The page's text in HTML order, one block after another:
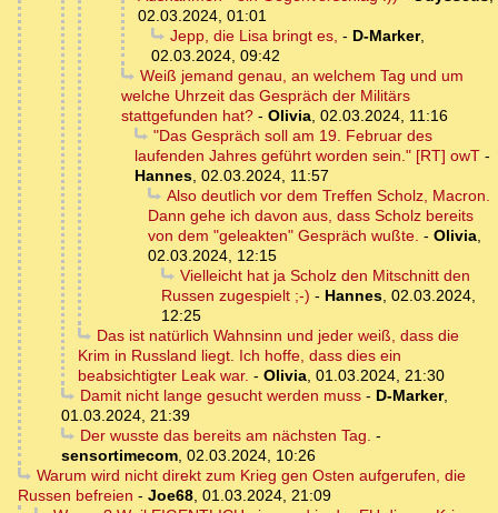
02.03.2024, 01:01
Jepp, die Lisa bringt es, - D-Marker,
02.03.2024, 09:42
Weiß jemand genau, an welchem Tag und um
welche Uhrzeit das Gespräch der Militärs
stattgefunden hat? - Olivia, 02.03.2024, 11:16
"Das Gespräch soll am 19. Februar des
laufenden Jahres geführt worden sein." [RT] owT -
Hannes, 02.03.2024, 11:57
Also deutlich vor dem Treffen Scholz, Macron.
Dann gehe ich davon aus, dass Scholz bereits
von dem "geleakten" Gespräch wußte. - Olivia,
02.03.2024, 12:15
Vielleicht hat ja Scholz den Mitschnitt den
Russen zugespielt ;-) - Hannes, 02.03.2024,
12:25
Das ist natürlich Wahnsinn und jeder weiß, dass die
Krim in Russland liegt. Ich hoffe, dass dies ein
beabsichtigter Leak war. - Olivia, 01.03.2024, 21:30
Damit nicht lange gesucht werden muss- D-Marker,
01.03.2024, 21:39
Der wusste das bereits am nächsten Tag. -
sensortimecom, 02.03.2024, 10:26
Warum wird nicht direkt zum Krieg gen Osten aufgerufen, die
Russen befreien - Joe68, 01.03.2024, 21:09